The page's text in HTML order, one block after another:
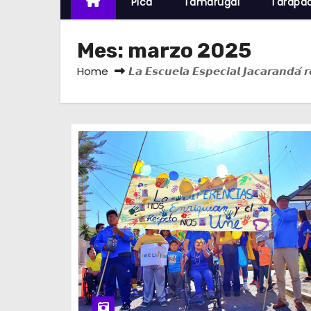
Mes: marzo 2025
Home 𝙇𝙖 𝙀𝙨𝙘𝙪𝙚𝙡𝙖 𝙀𝙨𝙥𝙚𝙘𝙞𝙖𝙡 𝙅𝙖𝙘𝙖𝙧𝙖𝙣𝙙𝙖́